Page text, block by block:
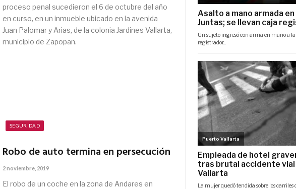
proceso penal sucedieron el 6 de octubre del año
en curso, en un inmueble ubicado en la avenida
Juan Palomar y Arias, de la colonia Jardines Vallarta,
municipio de Zapopan.
SEGURIDAD
Robo de auto termina en persecución
2 noviembre, 2019
El robo de un coche en la zona de Andares en